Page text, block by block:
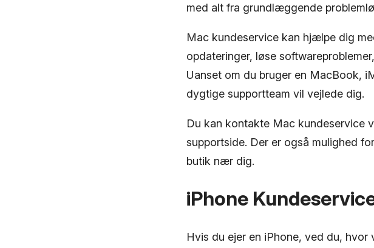
med alt fra grundlæggende
Mac kundeservice kan hjælpe dig
opdateringer, løse
Uanset om du bruger en MacBook,
dygtige supportteam vil vejlede dig.
Du kan kontakte Mac kundeservice
supportside. Der er også mulighed
butik nær dig.
iPhone
Hvis du ejer en iPhone, ved du,